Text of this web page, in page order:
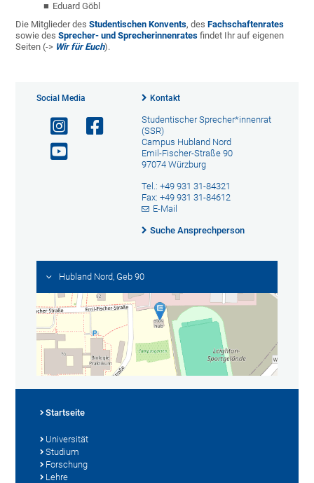
Eduard Göbl
Die Mitglieder desStudentischen Konvents, desFachschaftenrates
sowie desSprecher- und Sprecherinnenrates findet Ihr auf eigenen
Seiten (-> Wir für Euch).
Social Media Kontakt
Studentischer Sprecher*innenrat
(SSR)
Campus Hubland Nord
Emil-Fischer-Straße 90
97074 Würzburg
Tel.: +49 931 31-84321
Fax: +49 931 31-84612
E-Mail
Suche Ansprechperson
Hubland Nord, Geb 90
Startseite
Universität
Studium
Forschung
Lehre